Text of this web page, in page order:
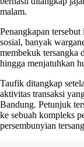
malam.
Penangkapan
sosial, banyak
membekuk tersangka
hingga menjatuhkan
Taufik ditangkap
aktivitas transaksi
Bandung. Petunjuk
ke sebuah kompleks
persembunyian